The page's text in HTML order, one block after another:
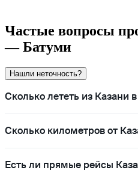
Частые вопросы
— Батуми
Нашли неточность?
Сколько лететь из Казани
Сколько километров от
Есть ли прямые рейсы